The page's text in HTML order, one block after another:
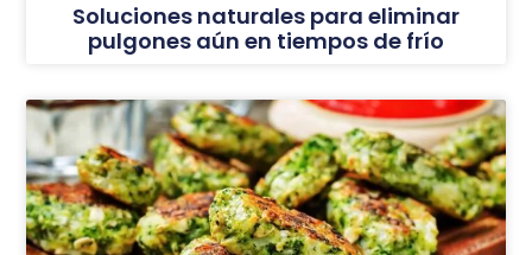
Soluciones naturales para eliminar
pulgones aún en tiempos de frío